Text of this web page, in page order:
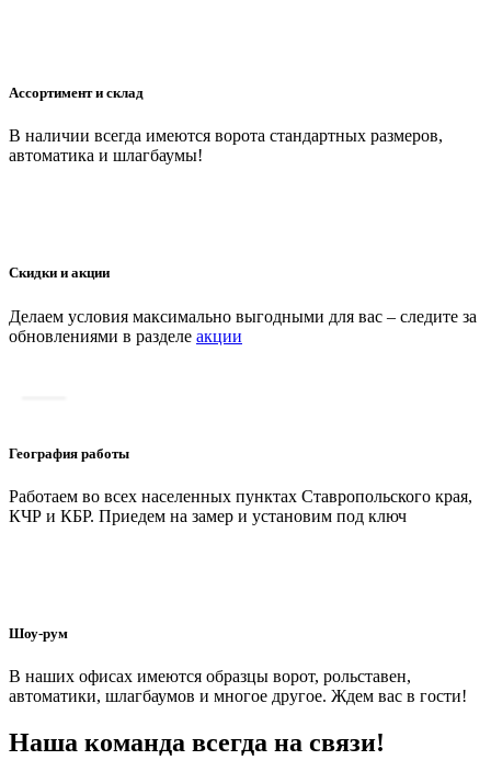
Ассортимент и склад
В наличии всегда имеются ворота стандартных размеров,
автоматика и шлагбаумы!
Скидки и акции
Делаем условия максимально выгодными для вас – следите за
обновлениями в разделе акции
География работы
Работаем во всех населенных пунктах Ставропольского края,
КЧР и КБР. Приедем на замер и установим под ключ
Шоу-рум
В наших офисах имеются образцы ворот, рольставен,
автоматики, шлагбаумов и многое другое. Ждем вас в гости!
Наша команда всегда на связи!